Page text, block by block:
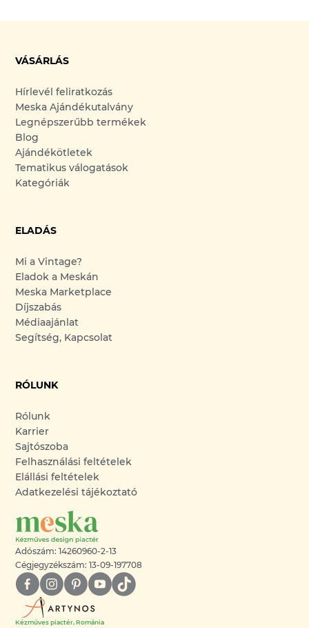
VÁSÁRLÁS
Hírlevél feliratkozás
Meska Ajándékutalvány
Legnépszerűbb termékek
Blog
Ajándékötletek
Tematikus válogatások
Kategóriák
ELADÁS
Mi a Vintage?
Eladok a Meskán
Meska Marketplace
Díjszabás
Médiaajánlat
Segítség, Kapcsolat
RÓLUNK
Rólunk
Karrier
Sajtószoba
Felhasználási feltételek
Elállási feltételek
Adatkezelési tájékoztató
Adószám: 14260960-2-13
Cégjegyzékszám: 13-09-197708
Kézműves piactér, Románia